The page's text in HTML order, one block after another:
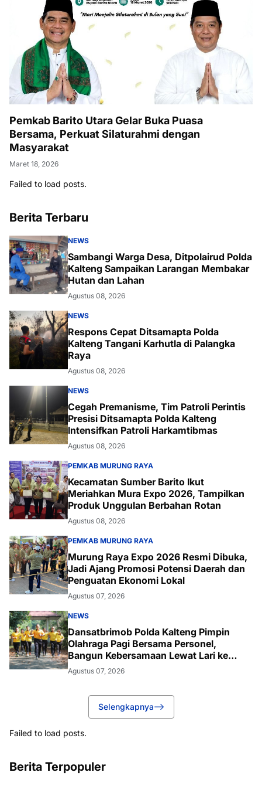
Pemkab Barito Utara Gelar Buka Puasa
Bersama, Perkuat Silaturahmi dengan
Masyarakat
Maret 18, 2026
Failed to load posts.
Berita Terbaru
NEWS
Sambangi Warga Desa, Ditpolairud Polda
Kalteng Sampaikan Larangan Membakar
Hutan dan Lahan
Agustus 08, 2026
NEWS
Respons Cepat Ditsamapta Polda
Kalteng Tangani Karhutla di Palangka
Raya
Agustus 08, 2026
NEWS
Cegah Premanisme, Tim Patroli Perintis
Presisi Ditsamapta Polda Kalteng
Intensifkan Patroli Harkamtibmas
Agustus 08, 2026
PEMKAB MURUNG RAYA
Kecamatan Sumber Barito Ikut
Meriahkan Mura Expo 2026, Tampilkan
Produk Unggulan Berbahan Rotan
Agustus 08, 2026
PEMKAB MURUNG RAYA
Murung Raya Expo 2026 Resmi Dibuka,
Jadi Ajang Promosi Potensi Daerah dan
Penguatan Ekonomi Lokal
Agustus 07, 2026
NEWS
Dansatbrimob Polda Kalteng Pimpin
Olahraga Pagi Bersama Personel,
Bangun Kebersamaan Lewat Lari ke
Bukit Baranahu
Agustus 07, 2026
Selengkapnya
Failed to load posts.
Berita Terpopuler